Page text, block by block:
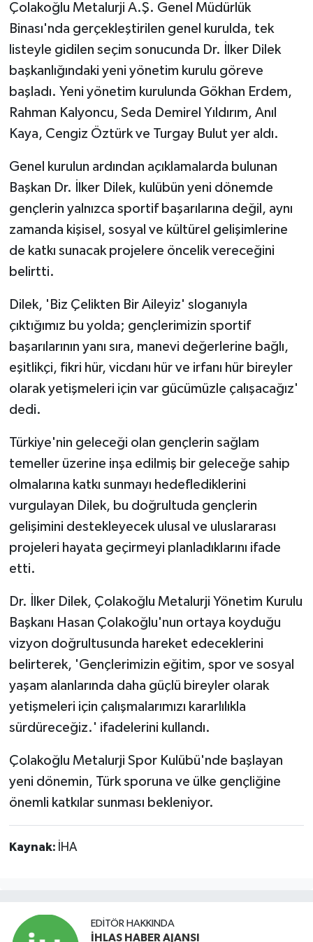
Çolakoğlu Metalurji A.Ş. Genel Müdürlük
Binası'nda gerçekleştirilen genel kurulda, tek
listeyle gidilen seçim sonucunda Dr. İlker Dilek
başkanlığındaki yeni yönetim kurulu göreve
başladı. Yeni yönetim kurulunda Gökhan Erdem,
Rahman Kalyoncu, Seda Demirel Yıldırım, Anıl
Kaya, Cengiz Öztürk ve Turgay Bulut yer aldı.
Genel kurulun ardından açıklamalarda bulunan
Başkan Dr. İlker Dilek, kulübün yeni dönemde
gençlerin yalnızca sportif başarılarına değil, aynı
zamanda kişisel, sosyal ve kültürel gelişimlerine
de katkı sunacak projelere öncelik vereceğini
belirtti.
Dilek, 'Biz Çelikten Bir Aileyiz' sloganıyla
çıktığımız bu yolda; gençlerimizin sportif
başarılarının yanı sıra, manevi değerlerine bağlı,
eşitlikçi, fikri hür, vicdanı hür ve irfanı hür bireyler
olarak yetişmeleri için var gücümüzle çalışacağız'
dedi.
Türkiye'nin geleceği olan gençlerin sağlam
temeller üzerine inşa edilmiş bir geleceğe sahip
olmalarına katkı sunmayı hedeflediklerini
vurgulayan Dilek, bu doğrultuda gençlerin
gelişimini destekleyecek ulusal ve uluslararası
projeleri hayata geçirmeyi planladıklarını ifade
etti.
Dr. İlker Dilek, Çolakoğlu Metalurji Yönetim Kurulu
Başkanı Hasan Çolakoğlu'nun ortaya koyduğu
vizyon doğrultusunda hareket edeceklerini
belirterek, 'Gençlerimizin eğitim, spor ve sosyal
yaşam alanlarında daha güçlü bireyler olarak
yetişmeleri için çalışmalarımızı kararlılıkla
sürdüreceğiz.' ifadelerini kullandı.
Çolakoğlu Metalurji Spor Kulübü'nde başlayan
yeni dönemin, Türk sporuna ve ülke gençliğine
önemli katkılar sunması bekleniyor.
Kaynak: İHA
EDITÖR HAKKINDA
İHLAS HABER AJANSI